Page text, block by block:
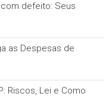
defeito: Seus
as Despesas de
Riscos, Lei e Como